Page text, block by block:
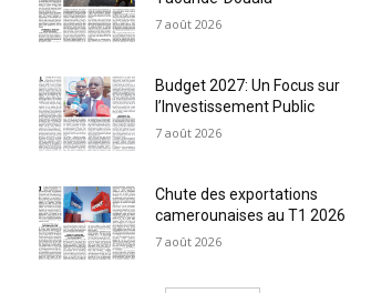
7 août 2026
Budget 2027: Un Focus sur
l’Investissement Public
7 août 2026
Chute des exportations
camerounaises au T1 2026
7 août 2026